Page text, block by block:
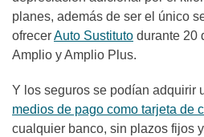
planes, además de ser el único
ofrecerAuto Sustituto durante 20
Amplio y Amplio Plus.
Y los seguros se podían adquirir
medios de pago como tarjeta de
cualquier banco, sin plazos fijos